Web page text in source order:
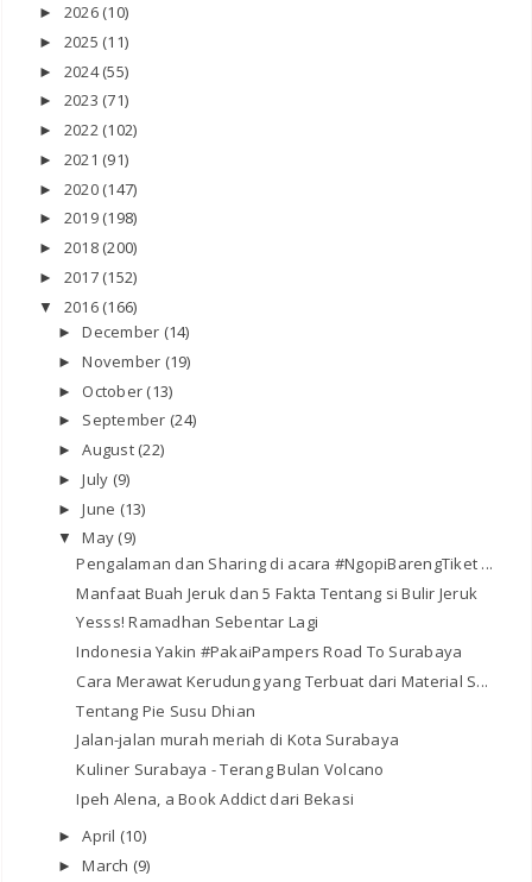
► 2026 (10)
► 2025 (11)
► 2024(55)
► 2023 (71)
► 2022 (102)
► 2021 (91)
► 2020 (147)
► 2019 (198)
► 2018 (200)
► 2017 (152)
▼ 2016 (166)
►December (14)
►November (19)
► October (13)
► September (24)
►August (22)
►July (9)
►June (13)
▼May (9)
Pengalaman dan Sharing di acara #NgopiBarengTiket ...
Manfaat Buah Jeruk dan 5 Fakta Tentang si Bulir Jeruk
Yesss! Ramadhan Sebentar Lagi
Indonesia Yakin #PakaiPampers Road To Surabaya
Cara Merawat Kerudung yang Terbuat dari Material S...
Tentang Pie Susu Dhian
Jalan-jalan murah meriah di Kota Surabaya
Kuliner Surabaya - Terang Bulan Volcano
Ipeh Alena, a Book Addict dari Bekasi
►April (10)
►March (9)